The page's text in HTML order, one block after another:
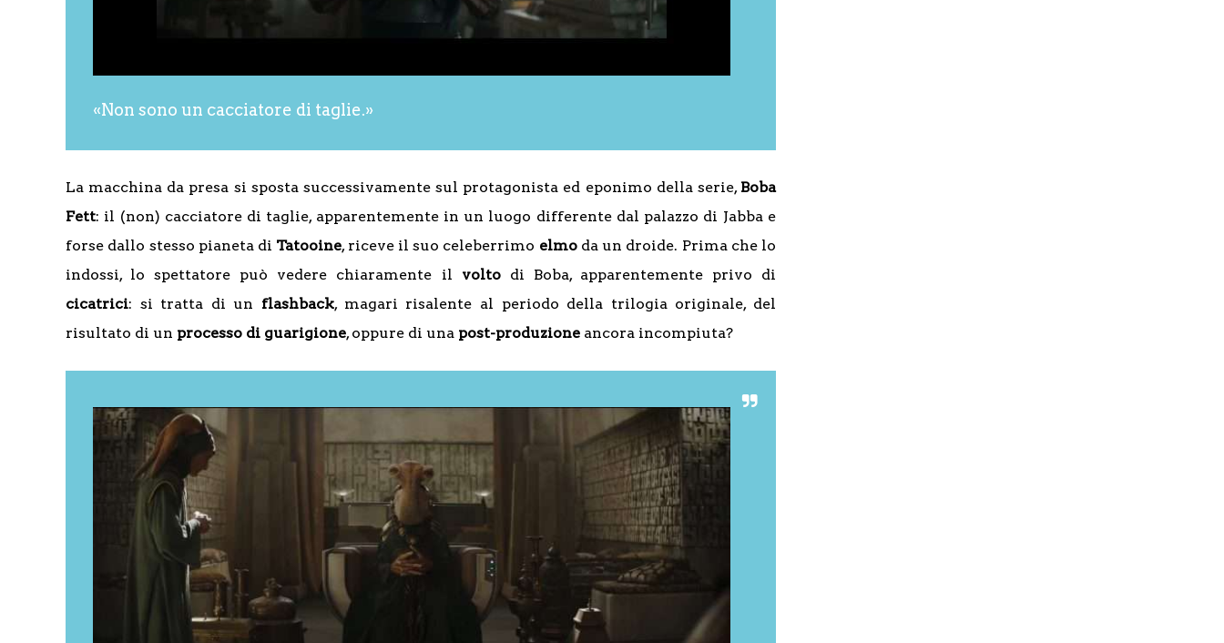
«Non sono un cacciatore di taglie.»
La macchina da presa si sposta successivamente sul protagonista ed eponimo della serie, Boba
Fett: il (non) cacciatore di taglie, apparentemente in un luogo differente dal palazzo di Jabba e
forse dallo stesso pianeta di Tatooine, riceve il suo celeberrimo elmoda un droide. Prima che lo
indossi, lo spettatore può vedere chiaramente il voltodi Boba, apparentemente privo di
cicatrici: si tratta di un flashback, magari risalente al periodo della trilogia originale, del
risultato di un processo di guarigione, oppure di una post-produzione ancora incompiuta?